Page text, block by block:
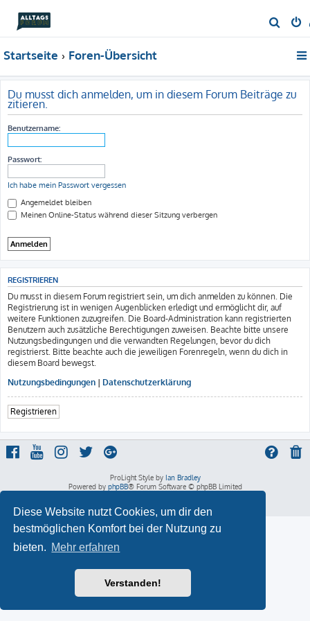
Diese Website nutzt Cookies, um dir den
bestmöglichen Komfort bei der Nutzung zu
bieten. Mehr erfahren
Verstanden!
u
Startseite Foren-Übersicht
Du musst dich anmelden, um in diesem Forum Beiträge zu
zitieren.
Benutzername:
Passwort:
Ich habe mein Passwort vergessen
Angemeldet bleiben
Meinen Online-Status während dieser Sitzung verbergen
REGISTRIEREN
Du musst in diesem Forum registriert sein, um dich anmelden zu können. Die
Registrierung ist in wenigen Augenblicken erledigt und ermöglicht dir, auf
weitere Funktionen zuzugreifen. Die Board-Administration kann registrierten
Benutzern auch zusätzliche Berechtigungen zuweisen. Beachte bitte unsere
Nutzungsbedingungen und die verwandten Regelungen, bevor du dich
registrierst. Bitte beachte auch die jeweiligen Forenregeln, wenn du dich in
diesem Board bewegst.
Nutzungsbedingungen | Datenschutzerklärung
Registrieren
ProLight Style by Ian Bradley
Powered by phpBB® Forum Software © phpBB Limited